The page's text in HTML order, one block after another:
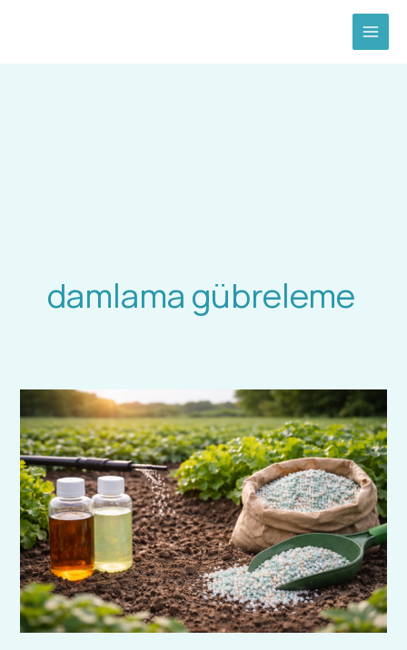
damlama gübreleme
Gübre
mi
Toz
Gübre
mi?
Hangi
Durumda
Hangisi
Tercih